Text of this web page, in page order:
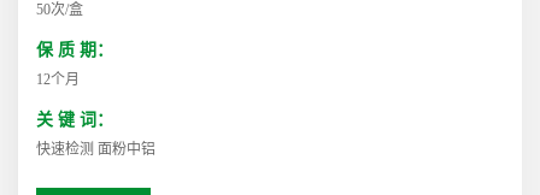
50次/盒
保 质 期：
12个月
关 键 词：
快速检测 面粉中铝